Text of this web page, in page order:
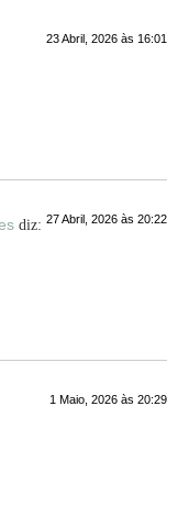
23 Abril, 2026 às 16:01
diz: 27 Abril, 2026 às 20:22
1 Maio, 2026 às 20:29